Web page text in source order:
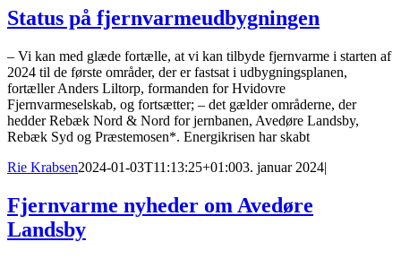
Status på fjernvarmeudbygningen
– Vi kan med glæde fortælle, at vi kan tilbyde fjernvarme i starten af
2024 til de første områder, der er fastsat i udbygningsplanen,
fortæller Anders Liltorp, formanden for Hvidovre
Fjernvarmeselskab, og fortsætter; – det gælder områderne, der
hedder Rebæk Nord & Nord for jernbanen, Avedøre Landsby,
Rebæk Syd og Præstemosen*. Energikrisen har skabt
Rie Krabsen2024-01-03T11:13:25+01:003. januar 2024|
Fjernvarme nyheder om Avedøre
Landsby